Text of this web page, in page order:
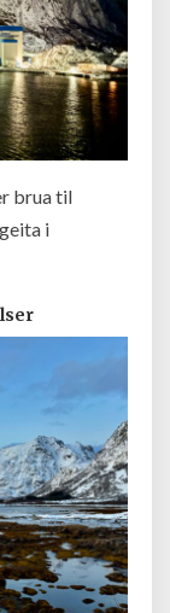
brua til
i